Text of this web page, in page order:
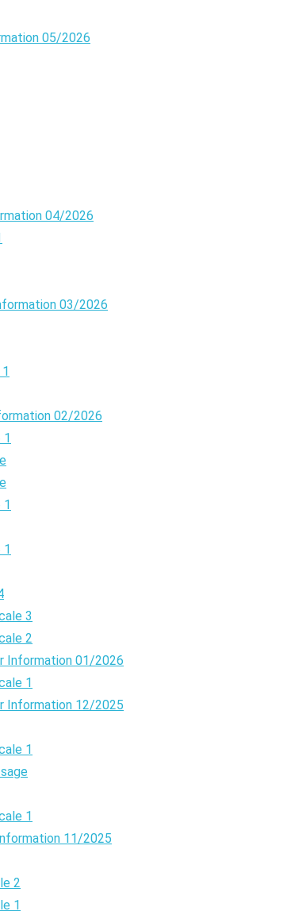
05/2026
04/2026
03/2026
02/2026
3
2
Information 01/2026
1
Information 12/2025
1
1
11/2025
2
1